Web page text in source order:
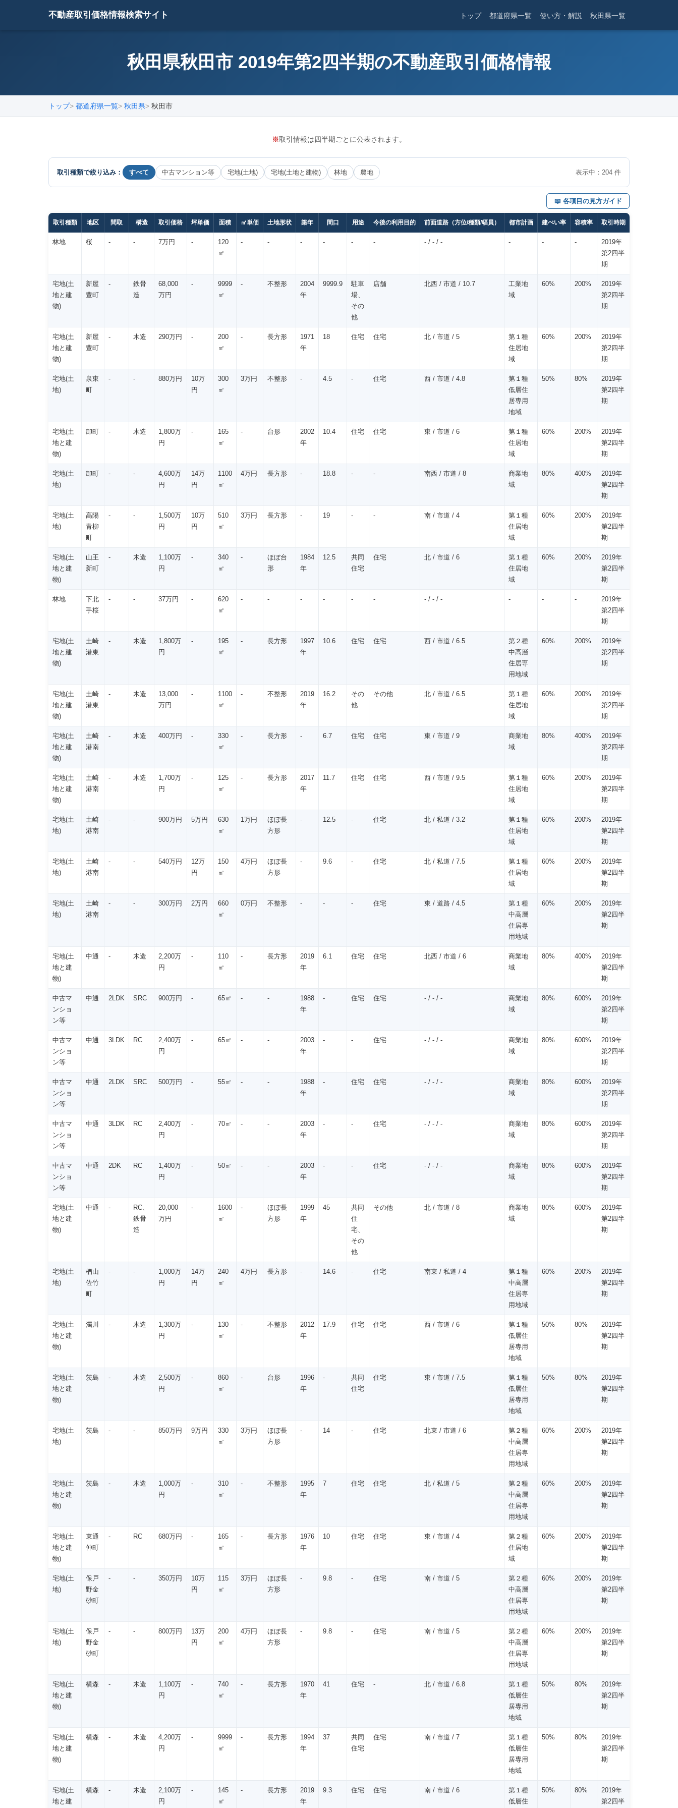
不動産取引価格情報検索サイト トップ 都道府県一覧 使い方・解説 秋田県一覧
秋田県秋田市 2019年第2四半期の不動産取引価格情報
トップ 都道府県一覧 秋田県 秋田市
※取引情報は四半期ごとに公表されます。
取引種類で絞り込み： すべて 中古マンション等 宅地(土地) 宅地(土地と建物) 林地 農地 表示中： 204 件
📖 各項目の見方ガイド
取引種類 地区 間取 構造 取引価格 坪単価 面積 ㎡単価 土地形状 築年 間口 用途 今後の利用目的 前面道路（方位/種類/幅員） 都市計画 建ぺい率 容積率 取引時期
林地 桜 - - 7万円 -
120
㎡
- - - - - - - / - / - - - -
2019年
第2四半
期
宅地(土
地と建
物)
新屋
豊町
-
鉄骨
造
68,000
万円
-
9999
㎡
- 不整形
2004
年
9999.9
駐車
場、
その
他
店舗 北西 / 市道 / 10.7
工業地
域
60% 200%
2019年
第2四半
期
宅地(土
地と建
物)
新屋
豊町
- 木造 290万円 -
200
㎡
- 長方形
1971
年
18 住宅 住宅 北 / 市道 / 5
第１種
住居地
域
60% 200%
2019年
第2四半
期
宅地(土
地)
泉東
町
- - 880万円
10万
円
300
㎡
3万円 不整形 - 4.5 - 住宅 西 / 市道 / 4.8
第１種
低層住
居専用
地域
50% 80%
2019年
第2四半
期
宅地(土
地と建
物)
卸町 - 木造
1,800万
円
-
165
㎡
- 台形
2002
年
10.4 住宅 住宅 東 / 市道 / 6
第１種
住居地
域
60% 200%
2019年
第2四半
期
宅地(土
地)
卸町 - -
4,600万
円
14万
円
1100
㎡
4万円 長方形 - 18.8 - - 南西 / 市道 / 8
商業地
域
80% 400%
2019年
第2四半
期
宅地(土
地)
高陽
青柳
町
- -
1,500万
円
10万
円
510
㎡
3万円 長方形 - 19 - - 南 / 市道 / 4
第１種
住居地
域
60% 200%
2019年
第2四半
期
宅地(土
地と建
物)
山王
新町
- 木造
1,100万
円
-
340
㎡
-
ほぼ台
形
1984
年
12.5
共同
住宅
住宅 北 / 市道 / 6
第１種
住居地
域
60% 200%
2019年
第2四半
期
林地
下北
手桜
- - 37万円 -
620
㎡
- - - - - - - / - / - - - -
2019年
第2四半
期
宅地(土
地と建
物)
土崎
港東
- 木造
1,800万
円
-
195
㎡
- 長方形
1997
年
10.6 住宅 住宅 西 / 市道 / 6.5
第２種
中高層
住居専
用地域
60% 200%
2019年
第2四半
期
宅地(土
地と建
物)
土崎
港東
- 木造
13,000
万円
-
1100
㎡
- 不整形
2019
年
16.2
その
他
その他 北 / 市道 / 6.5
第１種
住居地
域
60% 200%
2019年
第2四半
期
宅地(土
地と建
物)
土崎
港南
- 木造 400万円 -
330
㎡
- 長方形 - 6.7 住宅 住宅 東 / 市道 / 9
商業地
域
80% 400%
2019年
第2四半
期
宅地(土
地と建
物)
土崎
港南
- 木造
1,700万
円
-
125
㎡
- 長方形
2017
年
11.7 住宅 住宅 西 / 市道 / 9.5
第１種
住居地
域
60% 200%
2019年
第2四半
期
宅地(土
地)
土崎
港南
- - 900万円 5万円
630
㎡
1万円
ほぼ長
方形
- 12.5 - 住宅 北 / 私道 / 3.2
第１種
住居地
域
60% 200%
2019年
第2四半
期
宅地(土
地)
土崎
港南
- - 540万円
12万
円
150
㎡
4万円
ほぼ長
方形
- 9.6 - 住宅 北 / 私道 / 7.5
第１種
住居地
域
60% 200%
2019年
第2四半
期
宅地(土
地)
土崎
港南
- - 300万円 2万円
660
㎡
0万円 不整形 - - - 住宅 東 / 道路 / 4.5
第１種
中高層
住居専
用地域
60% 200%
2019年
第2四半
期
宅地(土
地と建
物)
中通 - 木造
2,200万
円
-
110
㎡
- 長方形
2019
年
6.1 住宅 住宅 北西 / 市道 / 6
商業地
域
80% 400%
2019年
第2四半
期
中古マ
ンショ
ン等
中通 2LDK SRC 900万円 - 65㎡ - -
1988
年
- 住宅 住宅 - / - / -
商業地
域
80% 600%
2019年
第2四半
期
中古マ
ンショ
ン等
中通 3LDK RC
2,400万
円
- 65㎡ - -
2003
年
- - 住宅 - / - / -
商業地
域
80% 600%
2019年
第2四半
期
中古マ
ンショ
ン等
中通 2LDK SRC 500万円 - 55㎡ - -
1988
年
- 住宅 住宅 - / - / -
商業地
域
80% 600%
2019年
第2四半
期
中古マ
ンショ
ン等
中通 3LDK RC
2,400万
円
- 70㎡ - -
2003
年
- - 住宅 - / - / -
商業地
域
80% 600%
2019年
第2四半
期
中古マ
ンショ
ン等
中通 2DK RC
1,400万
円
- 50㎡ - -
2003
年
- - 住宅 - / - / -
商業地
域
80% 600%
2019年
第2四半
期
宅地(土
地と建
物)
中通 -
RC、
鉄骨
造
20,000
万円
-
1600
㎡
-
ほぼ長
方形
1999
年
45
共同
住
宅、
その
他
その他 北 / 市道 / 8
商業地
域
80% 600%
2019年
第2四半
期
宅地(土
地)
楢山
佐竹
町
- -
1,000万
円
14万
円
240
㎡
4万円 長方形 - 14.6 - 住宅 南東 / 私道 / 4
第１種
中高層
住居専
用地域
60% 200%
2019年
第2四半
期
宅地(土
地と建
物)
濁川 - 木造
1,300万
円
-
130
㎡
- 不整形
2012
年
17.9 住宅 住宅 西 / 市道 / 6
第１種
低層住
居専用
地域
50% 80%
2019年
第2四半
期
宅地(土
地と建
物)
茨島 - 木造
2,500万
円
-
860
㎡
- 台形
1996
年
-
共同
住宅
住宅 東 / 市道 / 7.5
第１種
低層住
居専用
地域
50% 80%
2019年
第2四半
期
宅地(土
地)
茨島 - - 850万円 9万円
330
㎡
3万円
ほぼ長
方形
- 14 - 住宅 北東 / 市道 / 6
第２種
中高層
住居専
用地域
60% 200%
2019年
第2四半
期
宅地(土
地と建
物)
茨島 - 木造
1,000万
円
-
310
㎡
- 不整形
1995
年
7 住宅 住宅 北 / 私道 / 5
第２種
中高層
住居専
用地域
60% 200%
2019年
第2四半
期
宅地(土
地と建
物)
東通
仲町
- RC 680万円 -
165
㎡
- 長方形
1976
年
10 住宅 住宅 東 / 市道 / 4
第２種
住居地
域
60% 200%
2019年
第2四半
期
宅地(土
地)
保戸
野金
砂町
- - 350万円
10万
円
115
㎡
3万円
ほぼ長
方形
- 9.8 - 住宅 南 / 市道 / 5
第２種
中高層
住居専
用地域
60% 200%
2019年
第2四半
期
宅地(土
地)
保戸
野金
砂町
- - 800万円
13万
円
200
㎡
4万円
ほぼ長
方形
- 9.8 - 住宅 南 / 市道 / 5
第２種
中高層
住居専
用地域
60% 200%
2019年
第2四半
期
宅地(土
地と建
物)
横森 - 木造
1,100万
円
-
740
㎡
- 長方形
1970
年
41 住宅 - 北 / 市道 / 6.8
第１種
低層住
居専用
地域
50% 80%
2019年
第2四半
期
宅地(土
地と建
物)
横森 - 木造
4,200万
円
-
9999
㎡
- 長方形
1994
年
37
共同
住宅
住宅 南 / 市道 / 7
第１種
低層住
居専用
地域
50% 80%
2019年
第2四半
期
宅地(土
地と建
横森 - 木造
2,100万
円
-
145
㎡
- 長方形
2019
年
9.3 住宅 住宅 南 / 市道 / 6
第１種
低層住
50% 80%
2019年
第2四半